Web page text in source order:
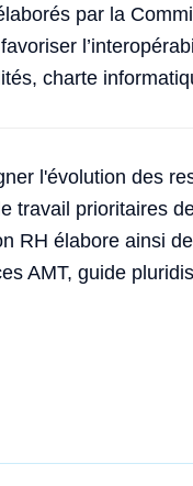
par la
charte
l'évolution des
travail prioritaires
RH élabore ainsi
AMT, guide